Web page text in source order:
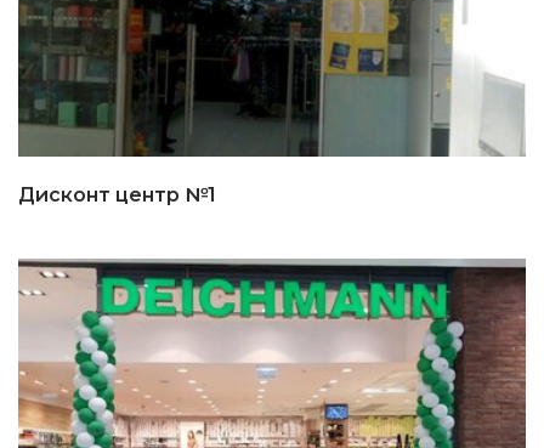
Дисконт центр №1